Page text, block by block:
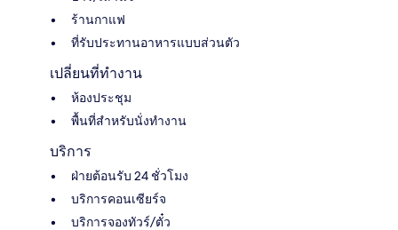
ร้านกาแฟ
ที่รับประทานอาหารแบบส่วนตัว
เปลี่ยนที่ทำงาน
ห้องประชุม
พื้นที่สำหรับนั่งทำงาน
บริการ
ฝ่ายต้อนรับ 24 ชั่วโมง
บริการคอนเซียร์จ
บริการจองทัวร์/ตั๋ว